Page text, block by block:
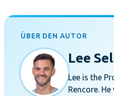
ÜBER DEN AUTOR
Lee
Lee is the
Rencore.